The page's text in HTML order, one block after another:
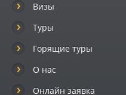
Визы
Туры
Горящие туры
О нас
Онлайн заявка